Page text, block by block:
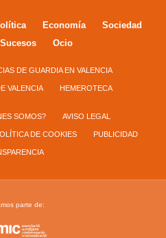
Economía
Sociedad
Sucesos Ocio
DE GUARDIA EN VALENCIA
VALENCIA HEMEROTECA
SOMOS? AVISO LEGAL
DE COOKIES PUBLICIDAD
parte de: